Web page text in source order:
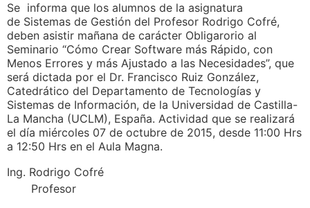
Se informa que los alumnos de la asignatura
de Sistemas de Gestión del Profesor Rodrigo Cofré,
deben asistir mañana de carácter Obligarorio al
Seminario “Cómo Crear Software más Rápido, con
Menos Errores y más Ajustado a las Necesidades”, que
será dictada por el Dr. Francisco Ruiz González,
Catedrático del Departamento de Tecnologías y
Sistemas de Información, de la Universidad de Castilla-
La Mancha (UCLM), España. Actividad que se realizará
el día miércoles 07 de octubre de 2015, desde 11:00 Hrs
a 12:50 Hrs en el Aula Magna.
Ing. Rodrigo Cofré
Profesor